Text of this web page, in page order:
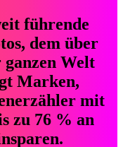
führende
dem über
Welt
Marken,
mit
zu 76 % an